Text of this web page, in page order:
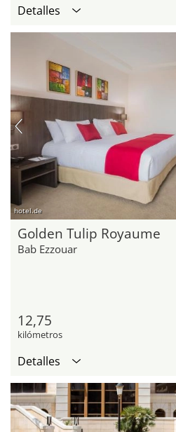
Detalles
hotel.de
Golden Tulip Royaume
Bab Ezzouar
12,75
kilómetros
Detalles